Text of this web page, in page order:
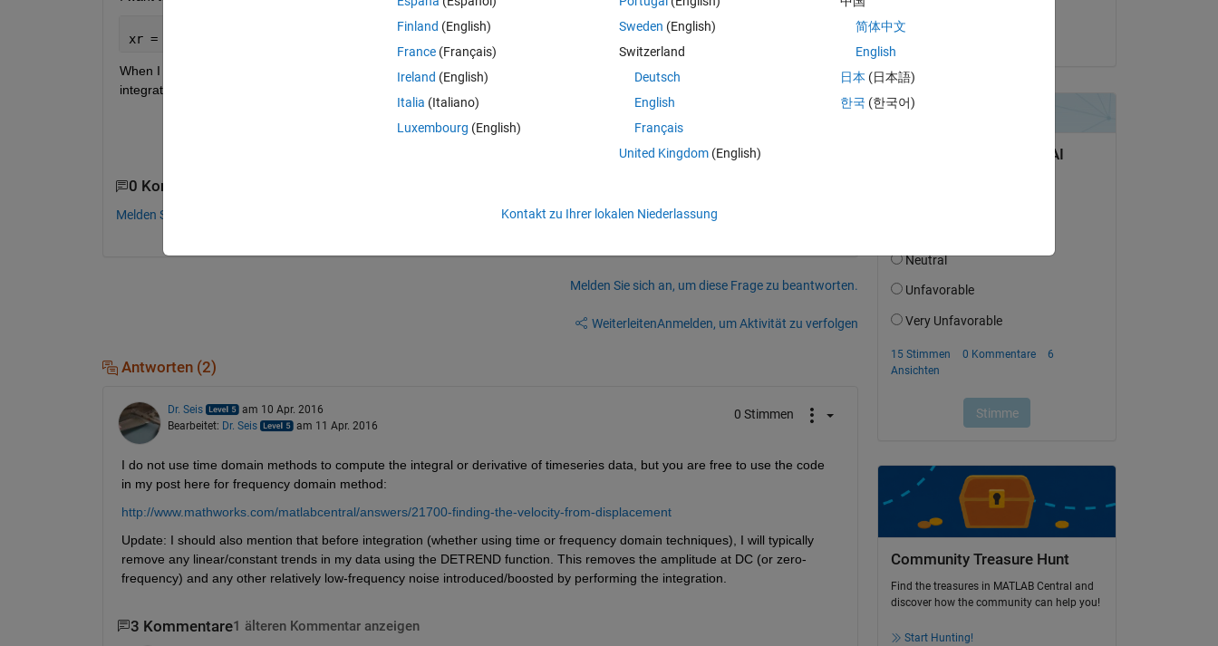
xr = (m2*x2ddot-b1*x1dot+b1*x2dot-k1*x1+(k1+k2)*x2)/k2;
When I load my Data from excel and calculate the xr, my result is correct. When I load only Time and Acceleration from excel,
integrate with cumtrapz for Velocity and Displacement and then calculate the xr, my result is wrong (inaccurate).
0 Kommentare
Melden Sie sich an, um zu kommentieren.
Melden Sie sich an, um diese Frage zu beantworten.
WeiterleitenAnmelden, um Aktivität zu verfolgen
Antworten (2)
Dr. Seis
am 10 Apr. 2016
Bearbeitet: Dr. Seis am 11 Apr. 2016
0 Stimmen
I do not use time domain methods to compute the integral or derivative of timeseries data, but you are free to use the code
in my post here for frequency domain method:
http://www.mathworks.com/matlabcentral/answers/21700-finding-the-velocity-from-displacement
Update: I should also mention that before integration (whether using time or frequency domain techniques), I will typically
remove any linear/constant trends in my data using the DETREND function. This removes the amplitude at DC (or zero-
frequency) and any other relatively low-frequency noise introduced/boosted by performing the integration.
3 Kommentare1 älteren Kommentar anzeigen
Community Treasure Hunt
Find the treasures in MATLAB Central and
discover how the community can help you!
Start Hunting!
Finland (English)
France (Français)
Ireland (English)
Italia (Italiano)
Luxembourg (English)
Sweden (English)
Switzerland
Deutsch
English
Français
United Kingdom(English)
简体中文
English
日本 (日本語)
한국 (한국어)
Kontakt zu Ihrer lokalen Niederlassung